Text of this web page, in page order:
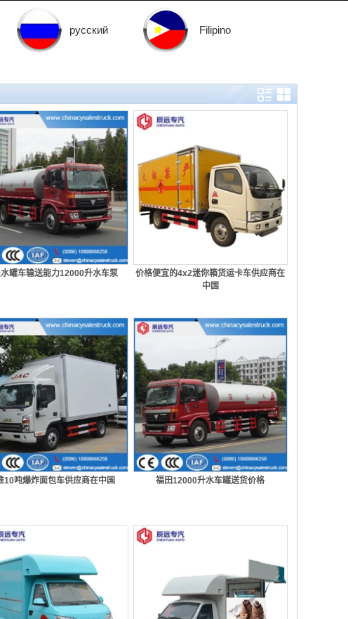
русский Filipino
水罐车输送能力12000升水车泵
价格便宜的4x2迷你箱货运卡车供应商在
中国
10吨爆炸面包车供应商在中国 福田12000升水车罐送货价格